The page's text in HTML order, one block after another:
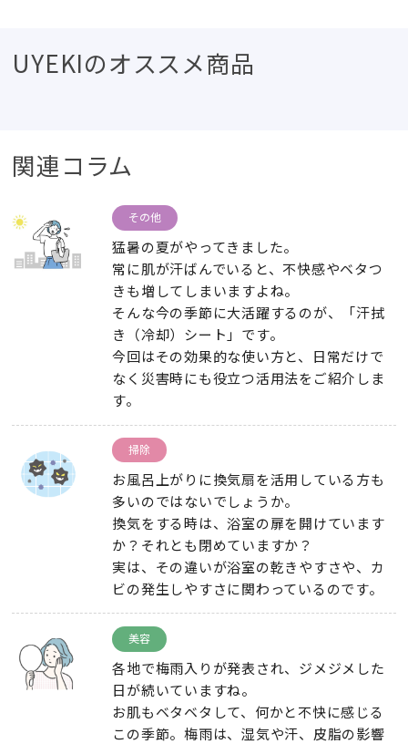
UYEKIのオススメ商品
関連コラム
その他
猛暑の夏がやってきました。
常に肌が汗ばんでいると、不快感やベタつ
きも増してしまいますよね。
そんな今の季節に大活躍するのが、「汗拭
き（冷却）シート」です。
今回はその効果的な使い方と、日常だけで
なく災害時にも役立つ活用法をご紹介しま
す。
掃除
お風呂上がりに換気扇を活用している方も
多いのではないでしょうか。
換気をする時は、浴室の扉を開けています
か？それとも閉めていますか？
実は、その違いが浴室の乾きやすさや、カ
ビの発生しやすさに関わっているのです。
美容
各地で梅雨入りが発表され、ジメジメした
日が続いていますね。
お肌もベタベタして、何かと不快に感じる
この季節。梅雨は、湿気や汗、皮脂の影響